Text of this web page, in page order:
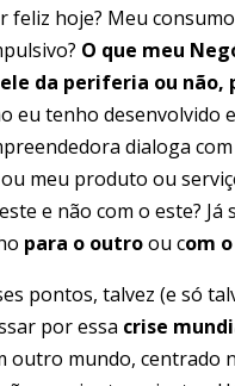
feliz hoje? Meu
O que meu
da periferia ou não,
eu tenho desenvolvido
dialoga
meu produto ou
e não com o este?
para o outroou com
pontos, talvez (e só
por essa crise
outro mundo, centrado